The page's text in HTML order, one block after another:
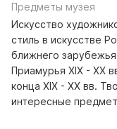
Предметы музея
Искусство
стиль в искусстве
ближнего
Приамурья XIX - XX
конца ХIX - XX вв.
интересные